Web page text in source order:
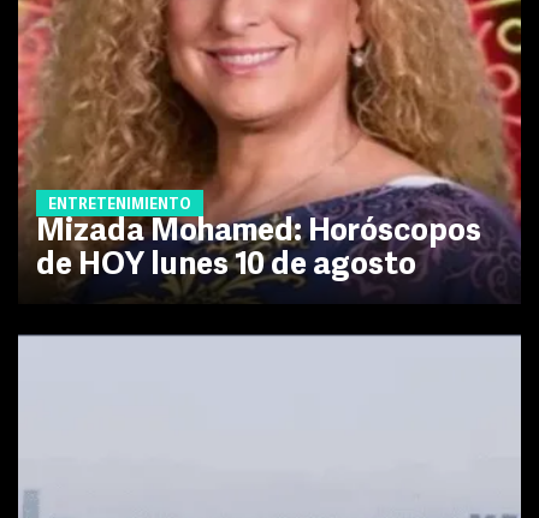
ENTRETENIMIENTO
Mizada Mohamed: Horóscopos
de HOY lunes 10 de agosto